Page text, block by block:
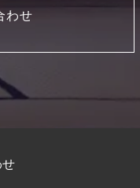
わせ
せ